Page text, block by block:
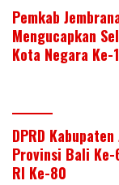
Pemkab
Mengucapkan
Kota Negara Ke-
DPRD
Provinsi Bali Ke-
RI Ke-80